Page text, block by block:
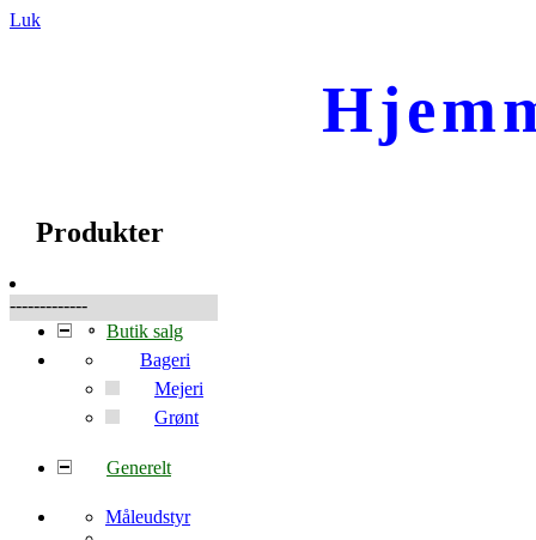
Luk
Produkter
-------------
Butik salg
Bageri
Mejeri
Grønt
Generelt
Måleudstyr